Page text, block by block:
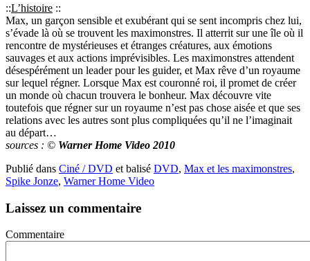
::L’histoire ::
Max, un garçon sensible et exubérant qui se sent incompris chez lui,
s’évade là où se trouvent les maximonstres. Il atterrit sur une île où il
rencontre de mystérieuses et étranges créatures, aux émotions
sauvages et aux actions imprévisibles. Les maximonstres attendent
désespérément un leader pour les guider, et Max rêve d’un royaume
sur lequel régner. Lorsque Max est couronné roi, il promet de créer
un monde où chacun trouvera le bonheur. Max découvre vite
toutefois que régner sur un royaume n’est pas chose aisée et que ses
relations avec les autres sont plus compliquées qu’il ne l’imaginait
au départ…
sources : © Warner Home Video 2010
Publié dans Ciné / DVD et balisé DVD, Max et les maximonstres,
Spike Jonze, Warner Home Video
Laissez un commentaire
Commentaire